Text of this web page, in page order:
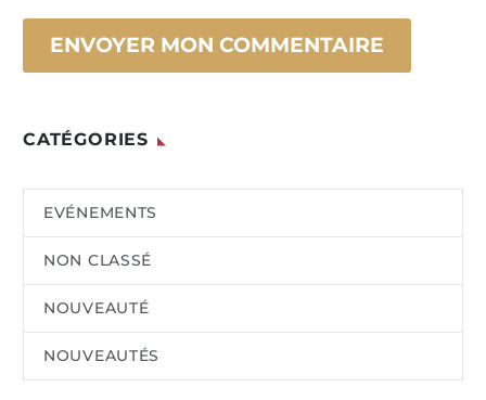
ENVOYER MON COMMENTAIRE
CATÉGORIES
EVÉNEMENTS
NON CLASSÉ
NOUVEAUTÉ
NOUVEAUTÉS